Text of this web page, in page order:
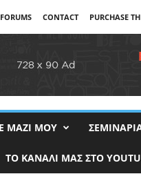
FORUMS CONTACT
PURCHASE
ΜΑΖΙ ΜΟΥ
ΤΟ ΚΑΝΑΛΙ ΜΑΣ ΣΤΟ